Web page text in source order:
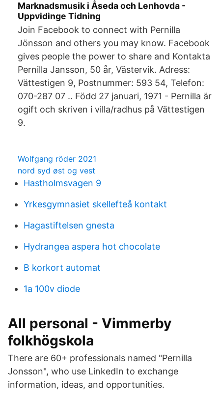
Marknadsmusik i Åseda och Lenhovda -
Uppvidinge Tidning
Join Facebook to connect with Pernilla
Jönsson and others you may know. Facebook
gives people the power to share and Kontakta
Pernilla Jansson, 50 år, Västervik. Adress:
Vättestigen 9, Postnummer: 593 54, Telefon:
070-287 07 .. Född 27 januari, 1971 - Pernilla är
ogift och skriven i villa/radhus på Vättestigen
9.
Wolfgang röder 2021
nord syd øst og vest
Hastholmsvagen 9
Yrkesgymnasiet skellefteå kontakt
Hagastiftelsen gnesta
Hydrangea aspera hot chocolate
B korkort automat
1a 100v diode
All personal - Vimmerby
folkhögskola
There are 60+ professionals named "Pernilla
Jonsson", who use LinkedIn to exchange
information, ideas, and opportunities.